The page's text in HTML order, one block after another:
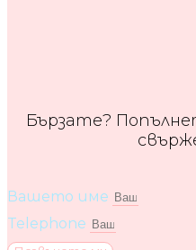
Бързате?
Вашето име
Telephone